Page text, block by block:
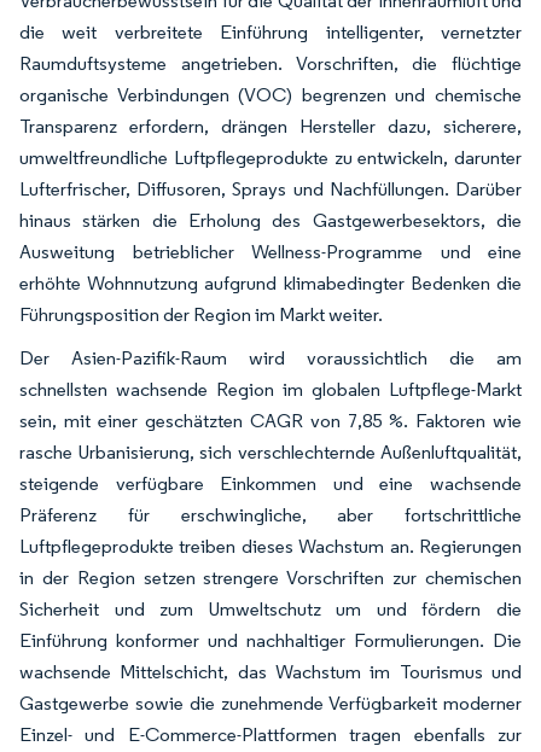
die weit verbreitete Einführung intelligenter, vernetzter
Raumduftsysteme angetrieben. Vorschriften, die flüchtige
organische Verbindungen (VOC) begrenzen und chemische
Transparenz erfordern, drängen Hersteller dazu, sicherere,
umweltfreundliche Luftpflegeprodukte zu entwickeln, darunter
Lufterfrischer, Diffusoren, Sprays und Nachfüllungen. Darüber
hinaus stärken die Erholung des Gastgewerbesektors, die
Ausweitung betrieblicher Wellness-Programme und eine
erhöhte Wohnnutzung aufgrund klimabedingter Bedenken die
Führungsposition der Region im Markt weiter.
Der Asien-Pazifik-Raum wird voraussichtlich die am
schnellsten wachsende Region im globalen Luftpflege-Markt
sein, mit einer geschätzten CAGR von 7,85 %. Faktoren wie
rasche Urbanisierung, sich verschlechternde Außenluftqualität,
steigende verfügbare Einkommen und eine wachsende
Präferenz für erschwingliche, aber fortschrittliche
Luftpflegeprodukte treiben dieses Wachstum an. Regierungen
in der Region setzen strengere Vorschriften zur chemischen
Sicherheit und zum Umweltschutz um und fördern die
Einführung konformer und nachhaltiger Formulierungen. Die
wachsende Mittelschicht, das Wachstum im Tourismus und
Gastgewerbe sowie die zunehmende Verfügbarkeit moderner
Einzel- und E-Commerce-Plattformen tragen ebenfalls zur